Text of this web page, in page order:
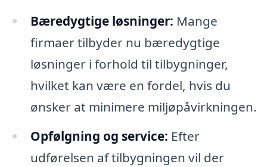
Bæredygtige løsninger: Mange
firmaer tilbyder nu bæredygtige
løsninger i forhold til tilbygninger,
hvilket kan være en fordel, hvis du
ønsker at minimere miljøpåvirkningen.
Opfølgning og service: Efter
udførelsen af tilbygningen vil der